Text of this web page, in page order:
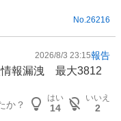
No.26216
2026/8/3 23:15報告
情報漏洩 最大3812
か？
はい
14
いいえ
2